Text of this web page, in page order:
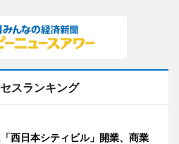
スランキング
西日本シティビル」開業、商業